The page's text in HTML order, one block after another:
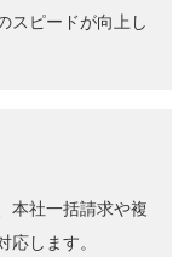
スピードが向上し
本社一括請求や複
応します。